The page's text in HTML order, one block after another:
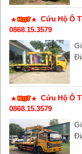
Cứu Hộ Ô
0868.15.3579
Cứu Hộ Ô
0868.15.3579